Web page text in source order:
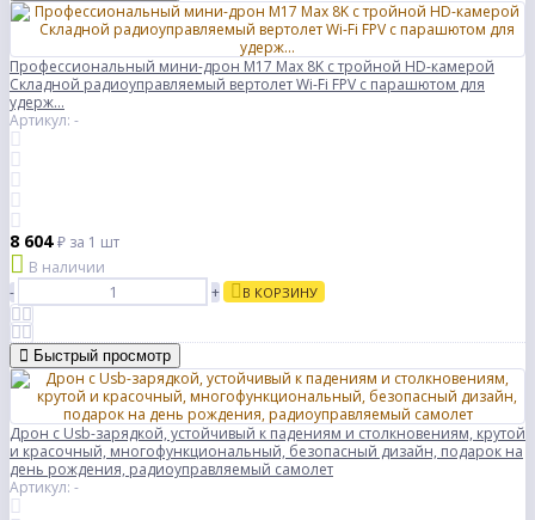
Профессиональный мини-дрон M17 Max 8K с тройной HD-камерой
Складной радиоуправляемый вертолет Wi-Fi FPV с парашютом для
удерж...
Артикул: -
8 604₽ за 1 шт
В наличии
-
+ В КОРЗИНУ
Быстрый просмотр
Дрон с Usb-зарядкой, устойчивый к падениям и столкновениям, крутой
и красочный, многофункциональный, безопасный дизайн, подарок на
день рождения, радиоуправляемый самолет
Артикул: -